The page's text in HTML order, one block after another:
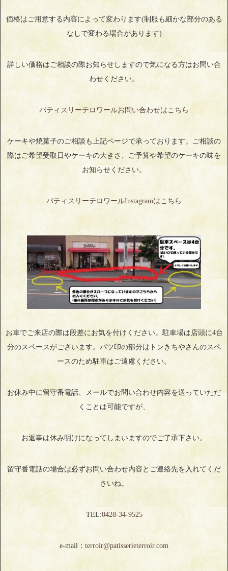
価格はご用意する内容によって変わります(制服も細かな部分のある
なしで変わる場合があります)
詳しい価格はご相談の際お知らせしますので気になる方はお問い合
わせください。
パティスリーテロワールお問い合わせはこちら
ケーキや焼菓子のご相談も上記ページで承っております。ご相談の
際はご希望受取日やケーキの大きさ、ご予算や希望のケーキの味を
お知らせください。
パティスリーテロワールInstagramはこちら
お車でご来店の際は段差にお気を付けください。駐車場は店頭に4台
分のスペースがございます。バツ印の部分はトンきちやさんのスペ
ースのため駐車はご遠慮ください。
お休み中に留守番電話、メールでお問い合わせ内容を送っていただ
くことは可能ですが、
お返事は休み明けになってしまいますのでご了承下さい。
留守番電話の場合は必ずお問い合わせ内容とご連絡先を入れてくだ
さいね。
TEL:0428‐34‐9525
e-mail： terroir@patisserieterroir.com